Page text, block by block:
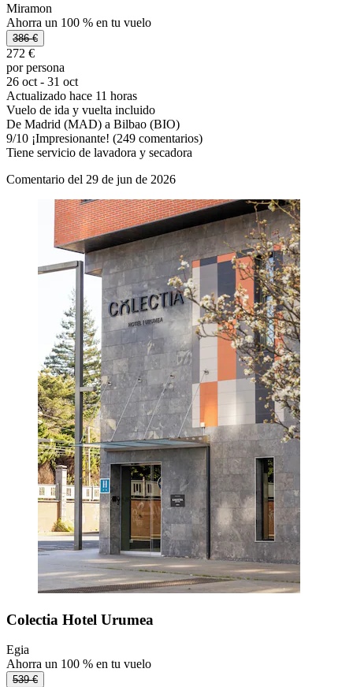
Miramon
Ahorra un 100 % en tu vuelo
386 €
272 €
por persona
26 oct - 31 oct
Actualizado hace 11 horas
Vuelo de ida y vuelta incluido
De Madrid (MAD) a Bilbao (BIO)
9/10 ¡Impresionante! (249 comentarios)
Tiene servicio de lavadora y secadora
Comentario del 29 de jun de 2026
Colectia Hotel Urumea
Egia
Ahorra un 100 % en tu vuelo
539 €